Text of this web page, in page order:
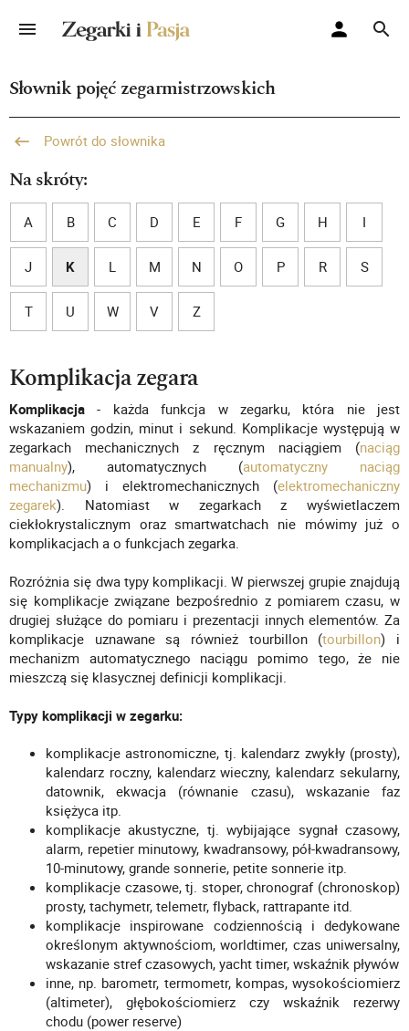
Słownik pojęć zegarmistrzowskich
Powrót do słownika
Na skróty:
A B C D E F G H I
J K L M N O P R S
T U W V Z
Komplikacja zegara
Komplikacja - każda funkcja w zegarku, która nie jest
wskazaniem godzin, minut i sekund. Komplikacje występują w
zegarkach mechanicznych z ręcznym naciągiem (naciąg
manualny), automatycznych (automatyczny naciąg
mechanizmu) i elektromechanicznych (elektromechaniczny
zegarek). Natomiast w zegarkach z wyświetlaczem
ciekłokrystalicznym oraz smartwatchach nie mówimy już o
komplikacjach a o funkcjach zegarka.
Rozróżnia się dwa typy komplikacji. W pierwszej grupie znajdują
się komplikacje związane bezpośrednio z pomiarem czasu, w
drugiej służące do pomiaru i prezentacji innych elementów. Za
komplikacje uznawane są również tourbillon (tourbillon) i
mechanizm automatycznego naciągu pomimo tego, że nie
mieszczą się klasycznej definicji komplikacji.
Typy komplikacji w zegarku:
komplikacje astronomiczne, tj. kalendarz zwykły (prosty),
kalendarz roczny, kalendarz wieczny, kalendarz sekularny,
datownik, ekwacja (równanie czasu), wskazanie faz
księżyca itp.
komplikacje akustyczne, tj. wybijające sygnał czasowy,
alarm, repetier minutowy, kwadransowy, pół-kwadransowy,
10-minutowy, grande sonnerie, petite sonnerie itp.
komplikacje czasowe, tj. stoper, chronograf (chronoskop)
prosty, tachymetr, telemetr, flyback, rattrapante itd.
komplikacje inspirowane codziennością i dedykowane
określonym aktywnościom, worldtimer, czas uniwersalny,
wskazanie stref czasowych, yacht timer, wskaźnik pływów
inne, np. barometr, termometr, kompas, wysokościomierz
(altimeter), głębokościomierz czy wskaźnik rezerwy
chodu (power reserve)